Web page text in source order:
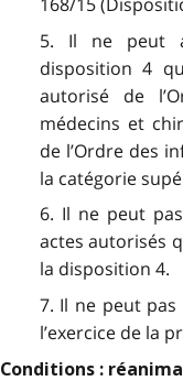
5. Il ne peut
disposition 4
autorisé de
médecins et
de l’Ordre des
la catégorie
6. Il ne peut
actes autorisés
la disposition 4.
7. Il ne peut
l’exercice de la
Conditions :